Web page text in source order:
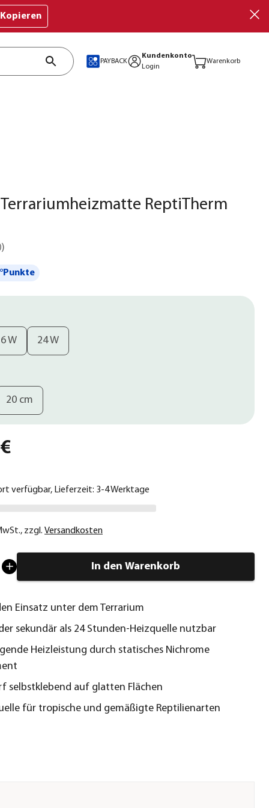
Kopieren
PAYBACK
Kundenkonto
Login
Warenkorb
ReptiTherm
)
W 24 W
20 cm
verfügbar, Lieferzeit: 3-4 Werktage
, zzgl. Versandkosten
In den Warenkorb
Einsatz unter dem Terrarium
sekundär als 24 Stunden-Heizquelle nutzbar
Heizleistung durch statisches Nichrome
selbstklebend auf glatten Flächen
für tropische und gemäßigte Reptilienarten